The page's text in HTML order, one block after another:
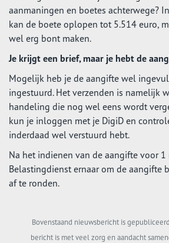
aanmaningen en boetes achterwege?
kan de boete oplopen tot 5.514 euro,
wel erg bont maken.
Je krijgt een brief, maar je hebt de
Mogelijk heb je de aangifte wel
ingestuurd. Het verzenden is namelijk
handeling die nog wel eens wordt
kun je inloggen met je DigiD en
inderdaad wel verstuurd hebt.
Na het indienen van de aangifte voor 1
Belastingdienst ernaar om de aangifte
af te ronden.
Bovenstaand nieuwsbericht is
bericht is met veel zorg en aandacht